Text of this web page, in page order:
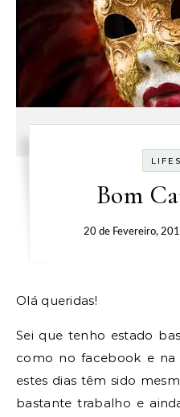
Bom
20 de Fevereiro,
Olá queridas!
Sei que tenho estado
como no facebook e na
estes dias têm sido
bastante trabalho e